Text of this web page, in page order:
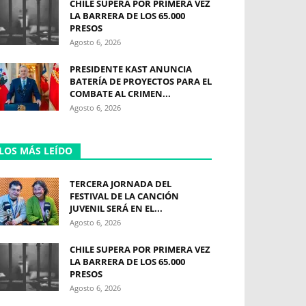
CHILE SUPERA POR PRIMERA VEZ
LA BARRERA DE LOS 65.000
PRESOS
Agosto 6, 2026
PRESIDENTE KAST ANUNCIA
BATERÍA DE PROYECTOS PARA EL
COMBATE AL CRIMEN...
Agosto 6, 2026
MÁS LEÍDO
TERCERA JORNADA DEL
FESTIVAL DE LA CANCIÓN
JUVENIL SERÁ EN EL...
Agosto 6, 2026
CHILE SUPERA POR PRIMERA VEZ
LA BARRERA DE LOS 65.000
PRESOS
Agosto 6, 2026